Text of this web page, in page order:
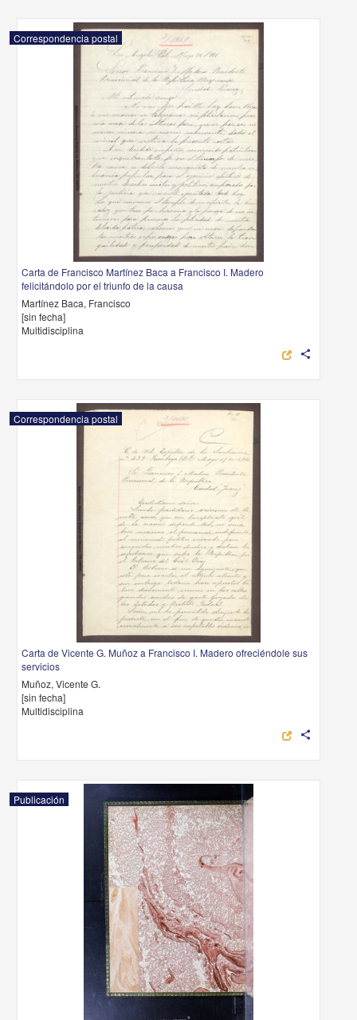
Correspondencia postal
Carta de Francisco Martínez Baca a Francisco I. Madero
felicitándolo por el triunfo de la causa
Martínez Baca, Francisco
[sin fecha]
Multidisciplina
share
Correspondencia postal
Carta de Vicente G. Muñoz a Francisco I. Madero ofreciéndole sus
servicios
Muñoz, Vicente G.
[sin fecha]
Multidisciplina
share
Publicación